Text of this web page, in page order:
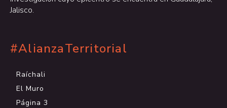
Jalisco.
#AlianzaTerritorial
Raíchali
El Muro
Página 3